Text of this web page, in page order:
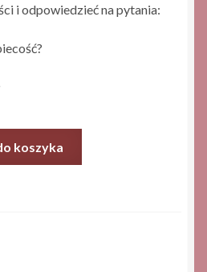
i odpowiedzieć na pytania:
koszyka